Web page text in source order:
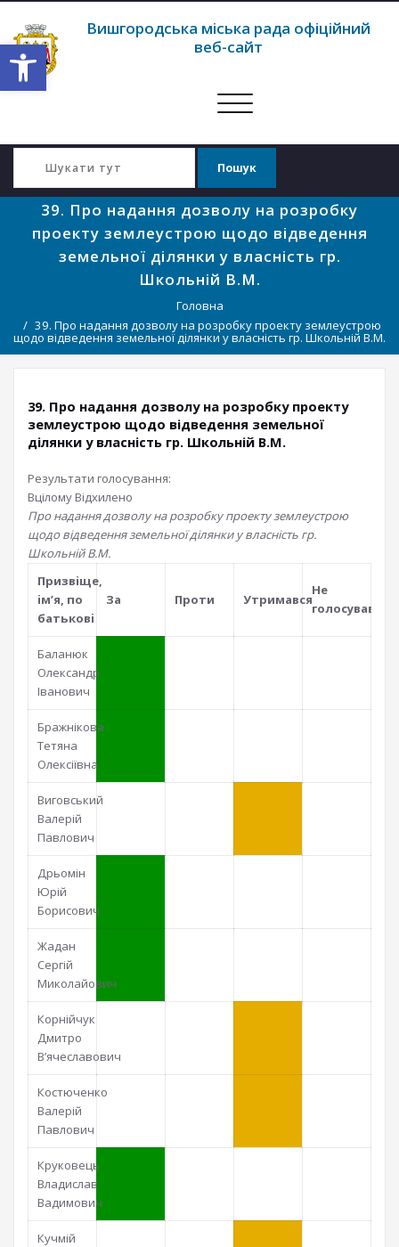
Відкрити Панель інструментів
Вишгородська міська рада офіційний
веб-сайт
Перемкнути
39. Про надання дозволу на розробку
проекту землеустрою щодо відведення
земельної ділянки у власність гр.
Школьній В.М.
Головна
39. Про надання дозволу на розробку проекту землеустрою
щодо відведення земельної ділянки у власність гр. Школьній В.М.
39. Про надання дозволу на розробку проекту
землеустрою щодо відведення земельної
ділянки у власність гр. Школьній В.М.
Результати голосування:
Вцілому Відхилено
Про надання дозволу на розробку проекту землеустрою
щодо відведення земельної ділянки у власність гр.
Школьній В.М.
Призвiще,
iм’я, по
батьковi
За Проти Утримався
Не
голосував
Баланюк
Олександр
Іванович
Бражнікова
Тетяна
Олексіївна
Виговський
Валерій
Павлович
Дрьомін
Юрій
Борисович
Жадан
Сергій
Миколайович
Корнійчук
Дмитро
В’ячеславович
Костюченко
Валерій
Павлович
Круковець
Владислав
Вадимович
Кучмій